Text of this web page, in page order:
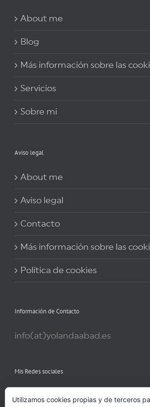
About me
Blog
Más información sobre las
Servicios
Sobre mi
Aviso legal
About me
Aviso legal
Contacto
Más información sobre las
Política de cookies
Información de Contacto
info(at)yolandaabad.es
Mis Redes sociales
Utilizamos cookies propias y de terceros